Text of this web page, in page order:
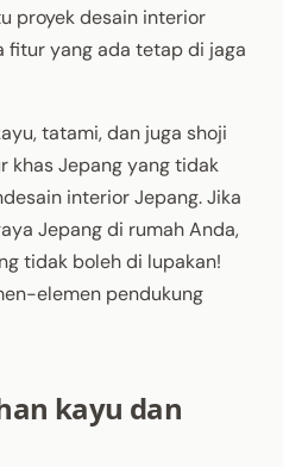
proyek desain interior
fitur yang ada tetap di jaga
tatami, dan juga shoji
khas Jepang yang tidak
interior Jepang. Jika
Jepang di rumah Anda,
tidak boleh di lupakan!
elemen pendukung
kayu dan